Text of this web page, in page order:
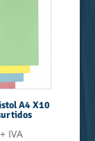
A4 X10
+ IVA